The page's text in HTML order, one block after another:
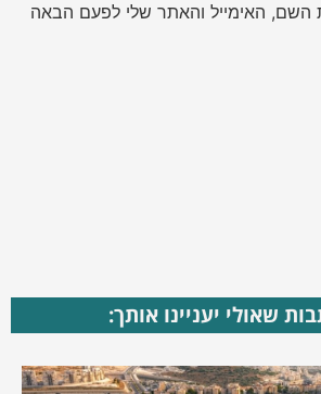
השם, האימייל והאתר שלי לפעם הבאה
שאולי יעניינו אותך: